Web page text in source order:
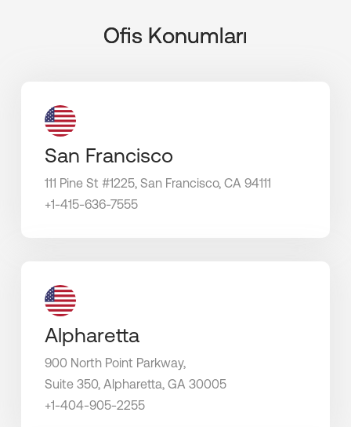
Ofis Konumları
San Francisco
111 Pine St #1225, San Francisco, CA 94111
+1-415-636-7555
Alpharetta
900 North Point Parkway,
Suite 350, Alpharetta, GA 30005
+1-404-905-2255